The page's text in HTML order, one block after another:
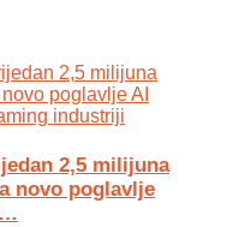
2,5 milijuna
novo poglavlje